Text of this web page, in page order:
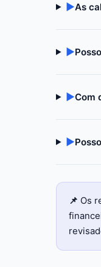
▶As
▶
▶Com
▶
📌 Os